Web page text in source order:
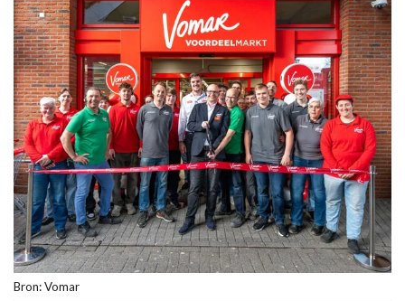
Bron: Vomar